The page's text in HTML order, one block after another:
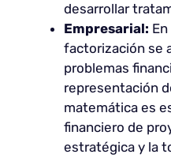
desarrollar
Empresarial:
factorización se
problemas
representación
matemática es
financiero de
estratégica y la